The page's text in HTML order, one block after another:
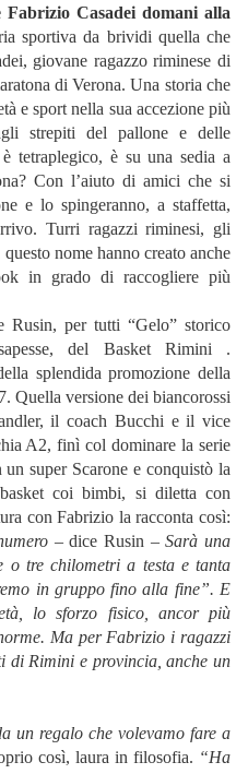
Casadei domani alla
sportiva da brividi quella che
giovane ragazzo riminese di
di Verona. Una storia che
e sport nella sua accezione più
strepiti del pallone e delle
tetraplegico, è su una sedia a
Con l’aiuto di amici che si
e lo spingeranno, a staffetta,
Turri ragazzi riminesi, gli
nome hanno creato anche
in grado di raccogliere più
per tutti “Gelo” storico
del Basket Rimini .
splendida promozione della
Quella versione dei biancorossi
il coach Bucchi e il vice
A2, finì col dominare la serie
super Scarone e conquistò la
coi bimbi, si diletta con
con Fabrizio la racconta così:
– dice Rusin –Sarà una
o tre chilometri a testa e tanta
in gruppo fino alla fine”. E
lo sforzo fisico, ancor più
Ma per Fabrizio i ragazzi
di Rimini e provincia, anche un
un regalo che volevamo fare a
così, laura in filosofia. “Ha